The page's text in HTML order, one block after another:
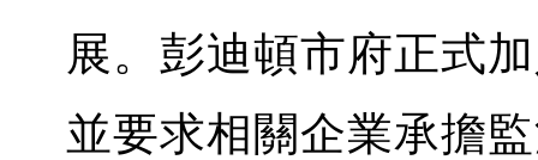
展。彭迪頓市府正式
並要求相關企業承擔